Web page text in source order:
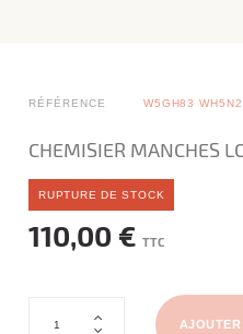
RÉFÉRENCE W5GH83 WH5N2
CHEMISIER MANCHES
RUPTURE DE STOCK
110,00 € TTC